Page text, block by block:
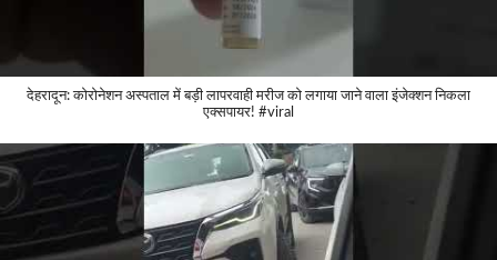
देहरादून: कोरोनेशन अस्पताल में बड़ी लापरवाही मरीज को लगाया जाने वाला इंजेक्शन निकला
एक्सपायर! #viral